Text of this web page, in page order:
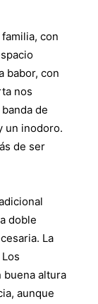
con
babor, con
nos
de
un inodoro.
de ser
doble
La
buena altura
aunque